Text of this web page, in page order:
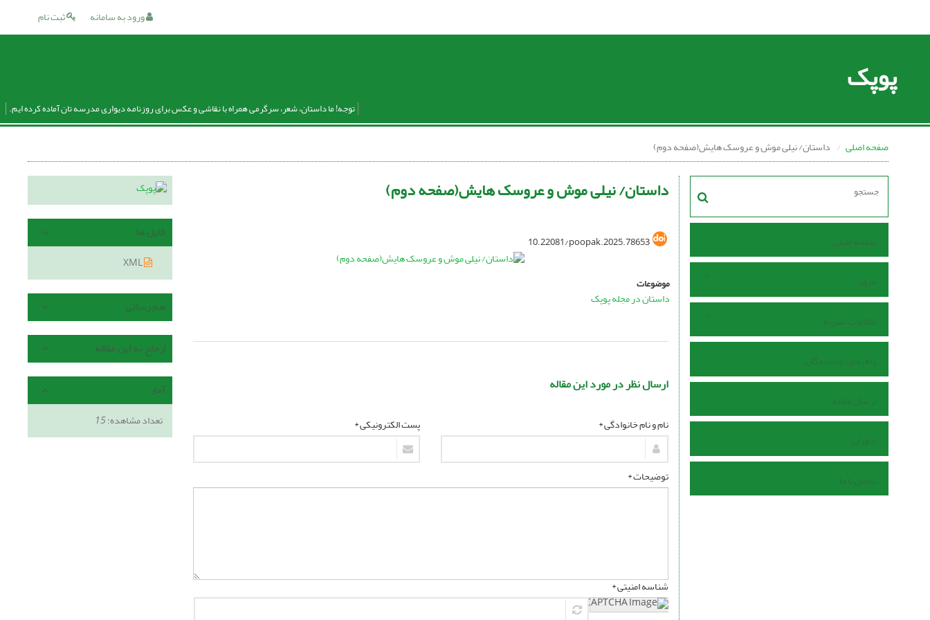
ثبت نام ورود به سامانه
پوپک
توجه! ما داستان، شعر، سرگرمی همراه با نقاشی و عکس برای روزنامه دیواری مدرسه تان آماده کرده ایم.
صفحه اصلی داستان/ نیلی موش و عروسک هایش(صفحه دوم)
صفحه اصلی
مرور
اطلاعات نشریه
راهنمای نویسندگان
ارسال مقاله
داوران
تماس با ما
داستان/ نیلی موش و عروسک هایش(صفحه دوم)
10.22081/poopak.2025.78653
موضوعات
داستان در مجله پوپک
ارسال نظر در مورد این مقاله
نام و نام خانوادگی * پست الکترونیکی *
توضیحات *
شناسه امنیتی *
فایل ها
XML
هم رسانی
ارجاع به این مقاله
آمار
تعداد مشاهده:15